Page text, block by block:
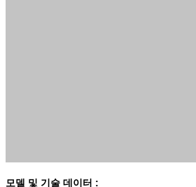
모델 및 기술 데이터 :